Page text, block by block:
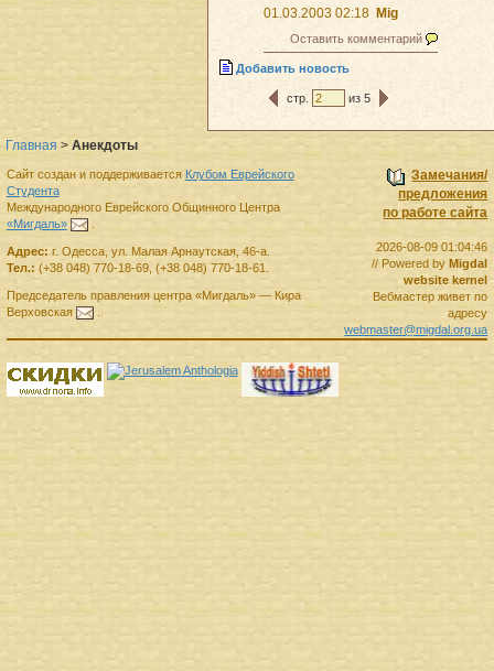
01.03.2003 02:18 Mig
Оставить комментарий
Добавить новость
стр. из 5
Главная > Анекдоты
Замечания/
предложения
по работе сайта
2026-08-09 01:04:46
// Powered byMigdal
website kernel
Вебмастер живет по
адресу
webmaster@migdal.org.ua
Сайт создан и поддерживается Клубом Еврейского
Студента
Международного Еврейского Общинного Центра
«Мигдаль»
.
Адрес: г. Одесса, ул. Малая Арнаутская, 46-а.
Тел.: (+38 048) 770-18-69, (+38 048) 770-18-61
Председатель правленияцентра «Мигдаль»— Кира
Верховская
.